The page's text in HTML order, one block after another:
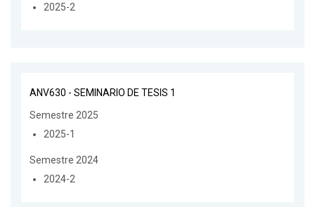
2025-2
ANV630 - SEMINARIO DE TESIS 1
Semestre 2025
2025-1
Semestre 2024
2024-2